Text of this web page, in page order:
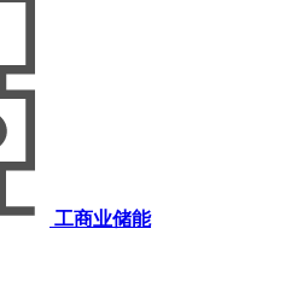
工商业储能